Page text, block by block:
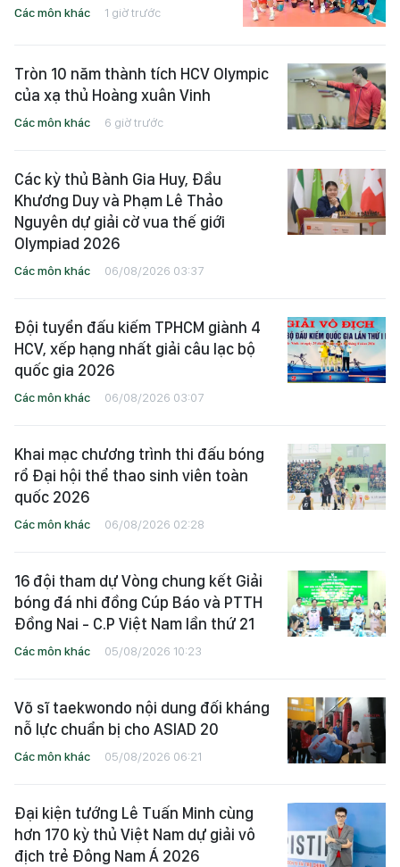
Các môn khác 1 giờ trước
Tròn 10 năm thành tích HCV Olympic
của xạ thủ Hoàng xuân Vinh
Các môn khác 6 giờ trước
Các kỳ thủ Bành Gia Huy, Đầu
Khương Duy và Phạm Lê Thảo
Nguyên dự giải cờ vua thế giới
Olympiad 2026
Các môn khác 06/08/2026 03:37
Đội tuyển đấu kiếm TPHCM giành 4
HCV, xếp hạng nhất giải câu lạc bộ
quốc gia 2026
Các môn khác 06/08/2026 03:07
Khai mạc chương trình thi đấu bóng
rổ Đại hội thể thao sinh viên toàn
quốc 2026
Các môn khác 06/08/2026 02:28
16 đội tham dự Vòng chung kết Giải
bóng đá nhi đồng Cúp Báo và PTTH
Đồng Nai - C.P Việt Nam lần thứ 21
Các môn khác 05/08/2026 10:23
Võ sĩ taekwondo nội dung đối kháng
nỗ lực chuẩn bị cho ASIAD 20
Các môn khác 05/08/2026 06:21
Đại kiện tướng Lê Tuấn Minh cùng
hơn 170 kỳ thủ Việt Nam dự giải vô
địch trẻ Đông Nam Á 2026